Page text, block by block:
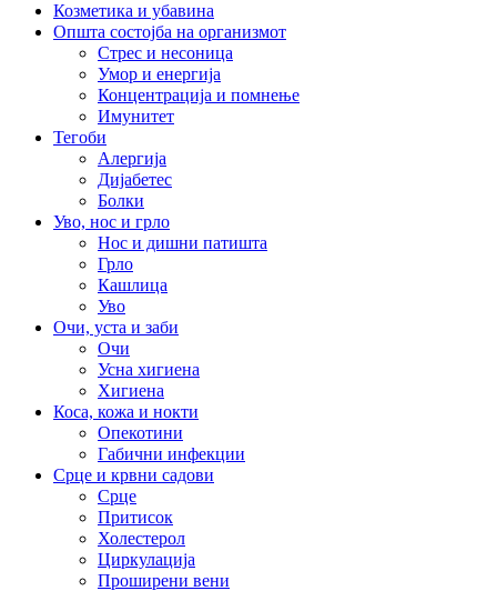
Козметика и убавина
Општа состојба на организмот
Стрес и несоница
Умор и енергија
Концентрација и помнење
Имунитет
Тегоби
Алергија
Дијабетес
Болки
Уво, нос и грло
Нос и дишни патишта
Грло
Кашлица
Уво
Очи, уста и заби
Очи
Усна хигиена
Хигиена
Коса, кожа и нокти
Опекотини
Габични инфекции
Срце и крвни садови
Срце
Притисок
Холестерол
Циркулација
Проширени вени